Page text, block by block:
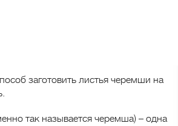
заготовить листья черемши на
так называется черемша) – одна